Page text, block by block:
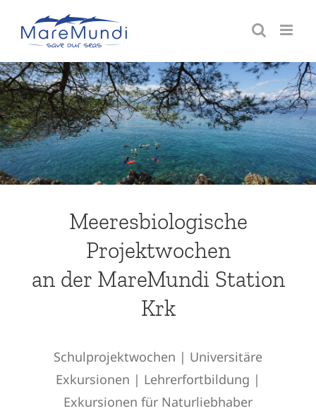
Inhalt
springen
Meeresbiologische
Projektwochen
an der MareMundi Station
Krk
Schulprojektwochen | Universitäre
Exkursionen | Lehrerfortbildung |
Exkursionen für Naturliebhaber